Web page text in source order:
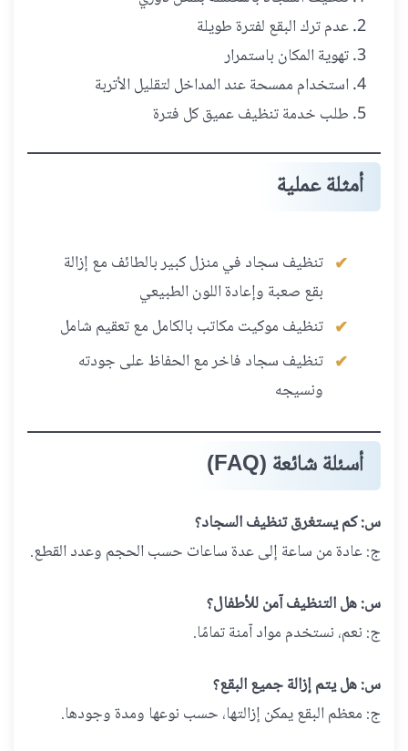
عدم ترك البقع لفترة طويلة
تهوية المكان باستمرار
استخدام ممسحة عند المداخل لتقليل الأتربة
طلب خدمة تنظيف عميق كل فترة
أمثلة عملية
تنظيف سجاد في منزل كبير بالطائف مع إزالة
بقع صعبة وإعادة اللون الطبيعي
تنظيف موكيت مكاتب بالكامل مع تعقيم شامل
تنظيف سجاد فاخر مع الحفاظ على جودته
ونسيجه
أسئلة شائعة (FAQ)
س: كم يستغرق تنظيف السجاد؟
ج: عادة من ساعة إلى عدة ساعات حسب الحجم وعدد القطع.
س: هل التنظيف آمن للأطفال؟
ج: نعم، نستخدم مواد آمنة تمامًا.
س: هل يتم إزالة جميع البقع؟
ج: معظم البقع يمكن إزالتها، حسب نوعها ومدة وجودها.